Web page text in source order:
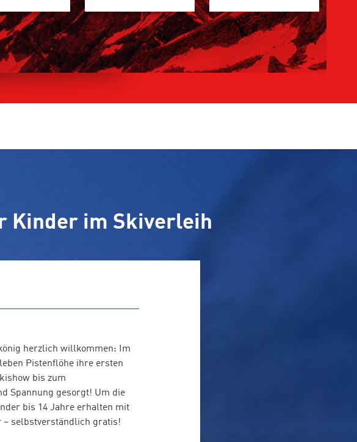
Kinder im Skiverleih
herzlich willkommen: Im
Pistenflöhe ihre ersten
bis zum
Spannung gesorgt! Um die
bis 14 Jahre erhalten mit
– selbstverständlich gratis!